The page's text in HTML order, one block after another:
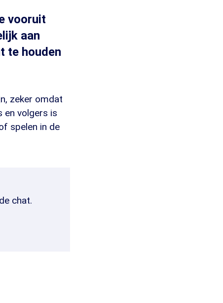
vooruit
aan
te houden
zeker omdat
en volgers is
spelen in de
chat.